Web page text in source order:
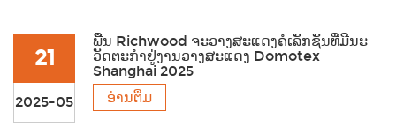
21
2025-05
ພື້ນ Richwood ຈະວາງສະແດງຄໍເລັກຊັນທີ່ມີນະ
ວັດຕະກໍາຢູ່ງານວາງສະແດງ Domotex
Shanghai 2025
ອ່ານຕື່ມ